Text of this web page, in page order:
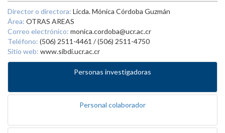
Director o directora: Licda. Mónica Córdoba Guzmán
Área: OTRAS AREAS
Correo electrónico: monica.cordoba@ucr.ac.cr
Teléfono: (506) 2511-4461 / (506) 2511-4750
Sitio web: www.sibdi.ucr.ac.cr
Personas investigadoras
Personal colaborador